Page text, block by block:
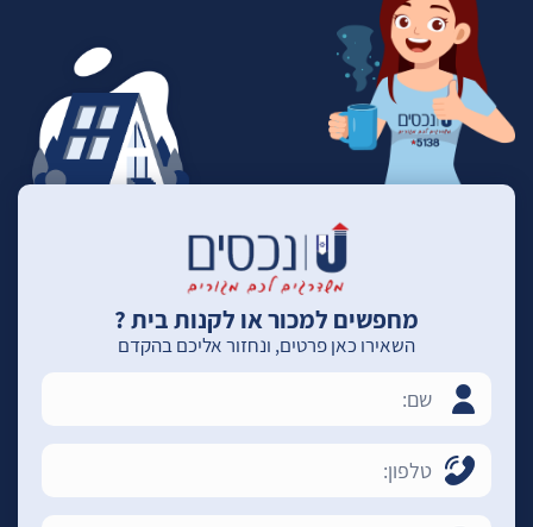
מחפשים למכור או לקנות בית ?
השאירו כאן פרטים, ונחזור אליכם בהקדם